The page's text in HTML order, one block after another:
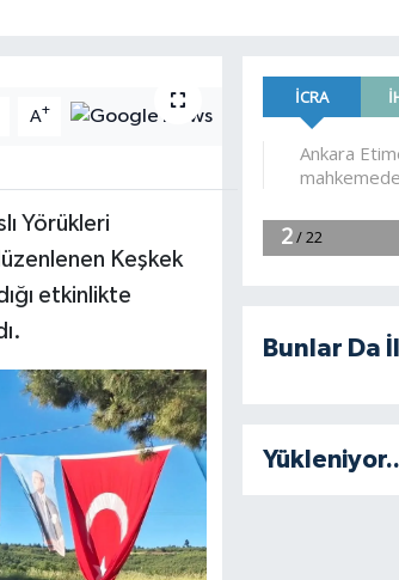
A+
Yörükleri
Keşkek
etkinlikte
Bunlar Da